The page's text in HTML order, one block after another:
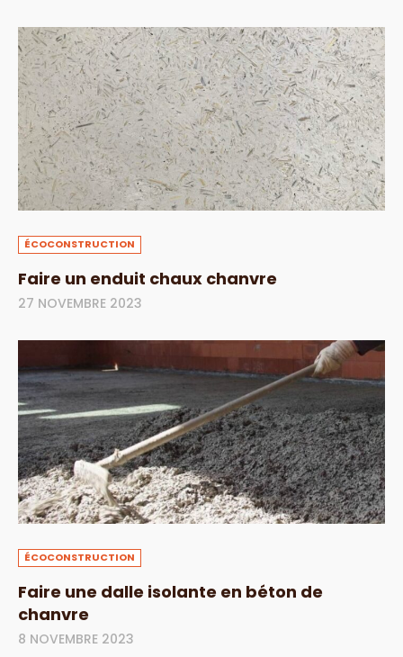
ÉCOCONSTRUCTION
Faire un enduit chaux chanvre
27 NOVEMBRE 2023
ÉCOCONSTRUCTION
Faire une dalle isolante en béton de
chanvre
8 NOVEMBRE 2023